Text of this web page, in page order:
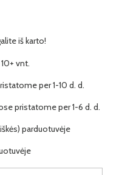
iš karto!
vnt.
per 1-10 d. d.
pristatome per 1-6 d. d.
parduotuvėje